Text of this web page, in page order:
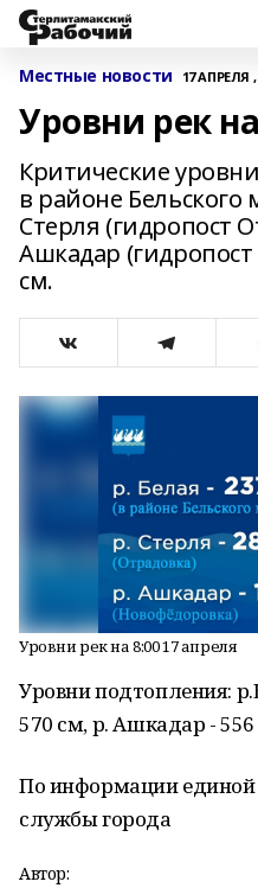
Местные новости 17 АПРЕЛЯ ,
Уровни рек
Критические
в районе Бельского
Стерля (гидропост
Ашкадар
см.
Уровни рек на 8:00 17 апреля
Уровни подтопления:
570 см, р. Ашкадар -
По информации
службы города
Автор: